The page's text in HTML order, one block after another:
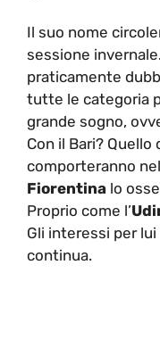
Il suo nome
sessione
praticamente
tutte le categoria
grande sogno,
Con il Bari? Quello
comporteranno
Fiorentina lo
Proprio come l’
Gli interessi per
continua.